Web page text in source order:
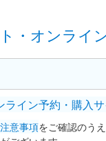
・オンライ
イン予約・購入サ
注意事項をご確認のう